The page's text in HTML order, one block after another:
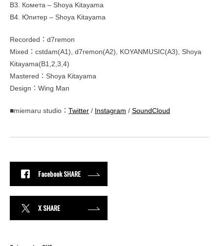
B3. Комета – Shoya Kitayama
B4. Юпитер – Shoya Kitayama
Recorded：d7remon
Mixed：cstdam(A1), d7remon(A2), KOYANMUSIC(A3), Shoya
Kitayama(B1,2,3,4)
Mastered：Shoya Kitayama
Design：Wing Man
■miemaru studio： Twitter / Instagram / SoundCloud
Facebook SHARE
X SHARE